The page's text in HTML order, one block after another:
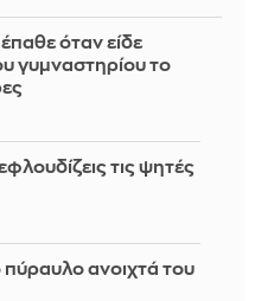
έπαθε όταν είδε
γυμναστηρίου το
τις ψητές
ανοιχτά του